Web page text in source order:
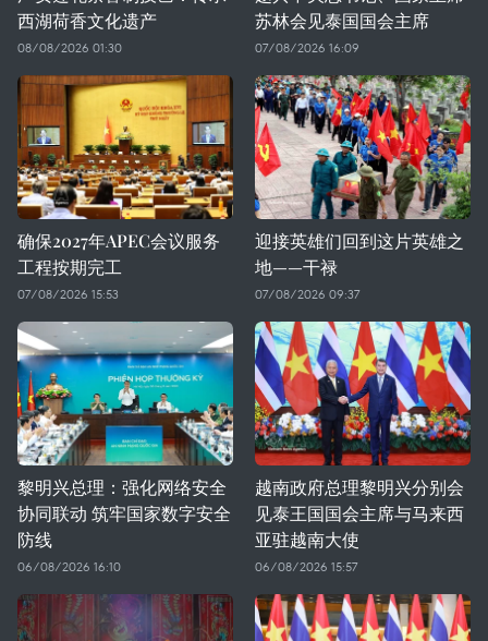
西湖荷香文化遗产
08/08/2026 01:30
苏林会见泰国国会主席
07/08/2026 16:09
确保2027年APEC会议服务
工程按期完工
07/08/2026 15:53
迎接英雄们回到这片英雄之
地——干禄
07/08/2026 09:37
黎明兴总理：强化网络安全
协同联动 筑牢国家数字安全
防线
06/08/2026 16:10
越南政府总理黎明兴分别会
见泰王国国会主席与马来西
亚驻越南大使
06/08/2026 15:57